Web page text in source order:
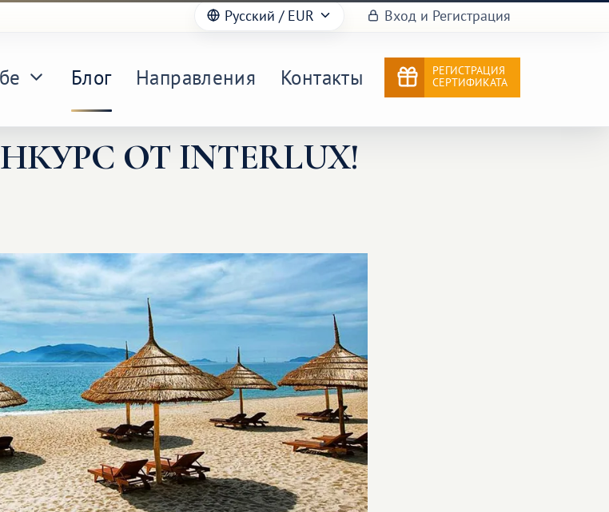
Русский / EUR Вход и Регистрация
Блог Направления Контакты
РЕГИСТРАЦИЯ
СЕРТИФИКАТА
ОТ INTERLUX!